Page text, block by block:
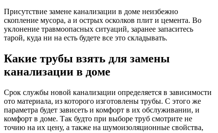
Присутствие замене канализации в доме неизбежно
скопление мусора, а и острых осколков плит и цемента. Во
уклонение травмоопасных ситуаций, заранее запаситесь
тарой, куда ни на есть будете все это складывать.
Какие трубы взять для замены
канализации в доме
Срок службы новой канализации определяется в зависимости
ото материала, из которого изготовлены трубы. С этого же
параметра будет зависеть и комфорт в их обслуживании, и
комфорт в доме. Так будто при выборе труб смотрите не
точию на их цену, а также на шумоизоляционные свойства,